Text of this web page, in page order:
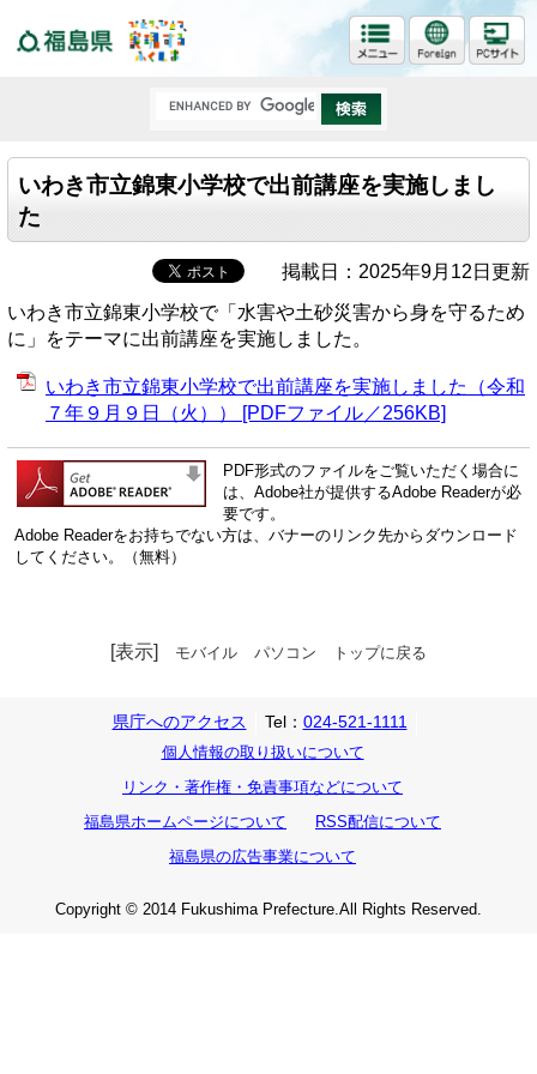
いわき市立錦東小学校で出前講座を実施しまし
た
掲載日：2025年9月12日更新
いわき市立錦東小学校で「水害や土砂災害から身を守るため
に」をテーマに出前講座を実施しました。
いわき市立錦東小学校で出前講座を実施しました（令和
７年９月９日（火）） [PDFファイル／256KB]
PDF形式のファイルをご覧いただく場合に
は、Adobe社が提供するAdobe Readerが必
要です。
Adobe Readerをお持ちでない方は、バナーのリンク先からダウンロード
してください。（無料）
[表示] モバイル パソコン トップに戻る
県庁へのアクセス Tel： 024-521-1111
個人情報の取り扱いについて
リンク・著作権・免責事項などについて
福島県ホームページについて
RSS配信について
福島県の広告事業について
Copyright © 2014 Fukushima Prefecture.All Rights Reserved.